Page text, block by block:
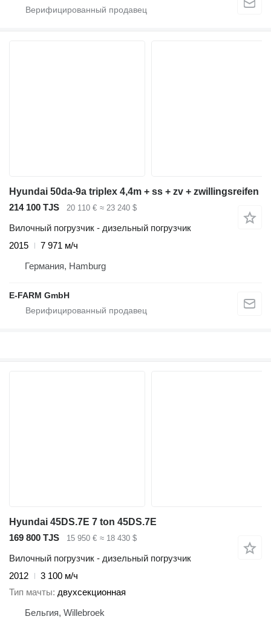
Hyundai 50da-9a triplex 4,4m + ss + zv + zwillingsreifen
214 100 TJS
20 110 € ≈ 23 240 $
Вилочный погрузчик - дизельный погрузчик
2015
7 971 м/ч
Германия, Hamburg
E-FARM GmbH
Hyundai 45DS.7E 7 ton 45DS.7E
169 800 TJS
15 950 € ≈ 18 430 $
Вилочный погрузчик - дизельный погрузчик
2012
3 100 м/ч
Тип мачты двухсекционная
Бельгия, Willebroek